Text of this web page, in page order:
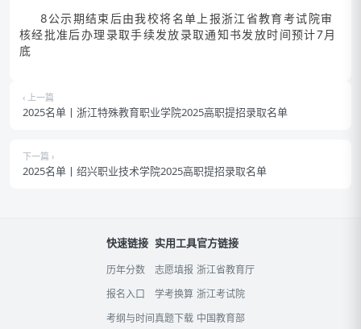
8公示期结束后由我校将名单上报浙江省教育考试院审
核经批准后办理录取手续发放录取通知书发放时间预计7月
底
‹ 上一篇
2025名单丨浙江特殊教育职业学院2025高职提招录取名单
下一篇 ›
2025名单丨绍兴职业技术学院2025高职提招录取名单
快速链接
历年分数
报名入口
考纲与时间
实用工具
志愿填报
学考换算
真题下载
官方链接
浙江省教育厅
浙江考试院
中国教育部